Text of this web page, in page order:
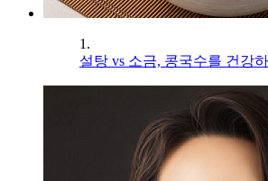
1.
설탕 vs 소금, 콩국수를 건강